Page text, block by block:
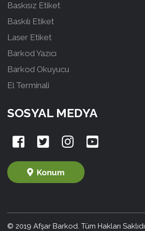
Baskısız Etiket
Baskılı Etiket
Laser Etiket
Barkod Yazıcı
Barkod Okuyucu
El Terminali
SOSYAL MEDYA
Konum
© 2019 Afşar Barkod. Tüm Hakları